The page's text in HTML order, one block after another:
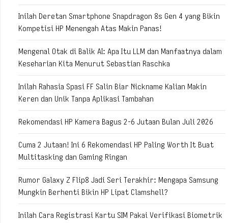
Inilah Deretan Smartphone Snapdragon 8s Gen 4 yang Bikin
Kompetisi HP Menengah Atas Makin Panas!
Mengenal Otak di Balik AI: Apa Itu LLM dan Manfaatnya dalam
Keseharian Kita Menurut Sebastian Raschka
Inilah Rahasia Spasi FF Salin Biar Nickname Kalian Makin
Keren dan Unik Tanpa Aplikasi Tambahan
Rekomendasi HP Kamera Bagus 2-6 Jutaan Bulan Juli 2026
Cuma 2 Jutaan! Ini 6 Rekomendasi HP Paling Worth It Buat
Multitasking dan Gaming Ringan
Rumor Galaxy Z Flip8 Jadi Seri Terakhir: Mengapa Samsung
Mungkin Berhenti Bikin HP Lipat Clamshell?
Inilah Cara Registrasi Kartu SIM Pakai Verifikasi Biometrik